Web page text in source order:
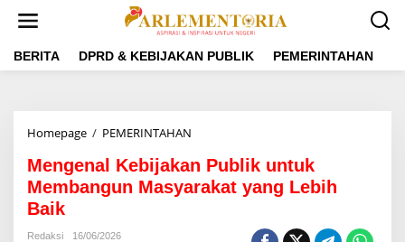
t
BERITA DPRD & KEBIJAKAN PUBLIK PEMERINTAHAN
Homepage / PEMERINTAHAN
n
g
e
Mengenal Kebijakan Publik untuk
Membangun Masyarakat yang Lebih
Baik
Redaksi
16/06/2026